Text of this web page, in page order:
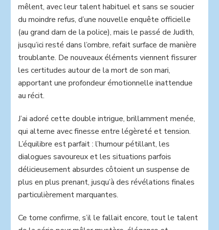
mêlent, avec leur talent habituel et sans se soucier
du moindre refus, d’une nouvelle enquête officielle
(au grand dam de la police), mais le passé de Judith,
jusqu’ici resté dans l’ombre, refait surface de manière
troublante. De nouveaux éléments viennent fissurer
les certitudes autour de la mort de son mari,
apportant une profondeur émotionnelle inattendue
au récit.
J’ai adoré cette double intrigue, brillamment menée,
qui alterne avec finesse entre légèreté et tension.
L’équilibre est parfait : l’humour pétillant, les
dialogues savoureux et les situations parfois
délicieusement absurdes côtoient un suspense de
plus en plus prenant, jusqu’à des révélations finales
particulièrement marquantes.
Ce tome confirme, s’il le fallait encore, tout le talent